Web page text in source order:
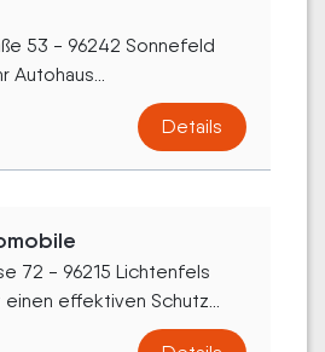
53 - 96242 Sonnefeld
Autohaus...
Details
72 - 96215 Lichtenfels
effektiven Schutz...